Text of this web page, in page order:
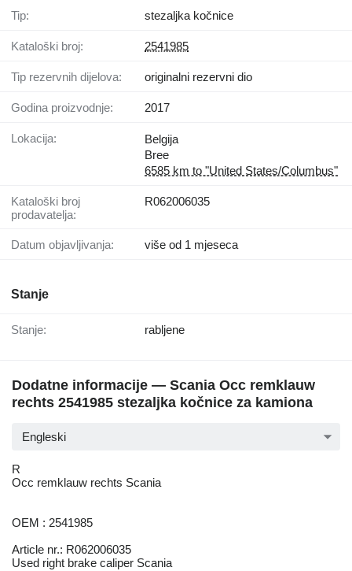
Tip: stezaljkа kočnice
Kataloški broj: 2541985
Tip rezervnih dijelova: originalni rezervni dio
Godina proizvodnje: 2017
Lokacija:
Belgija
Bree
6585 km to "United States/Columbus"
Kataloški broj
prodavatelja:
R062006035
Datum objavljivanja: više od 1 mjeseca
Stanje
Stanje: rabljene
Dodatne informacije — Scania Occ remklauw
rechts 2541985 stezaljkа kočnice za kamiona
Engleski
R
Occ remklauw rechts Scania
OEM : 2541985
Article nr.: R062006035
Used right brake caliper Scania